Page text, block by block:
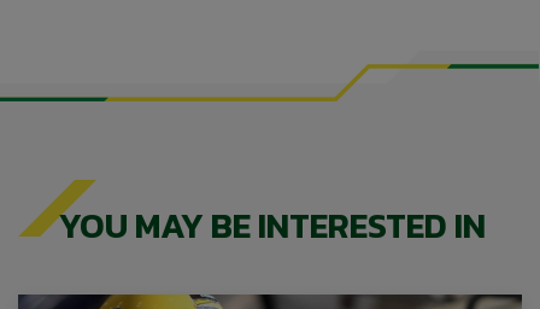
YOU MAY BE INTERESTED IN